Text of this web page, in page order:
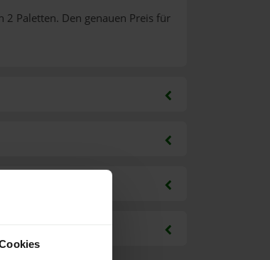
2 Paletten. Den genauen Preis für